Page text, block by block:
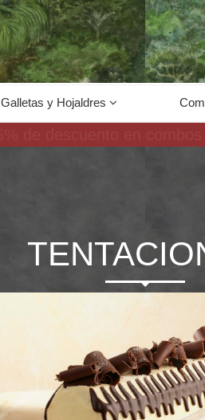
Galletas y Hojaldres